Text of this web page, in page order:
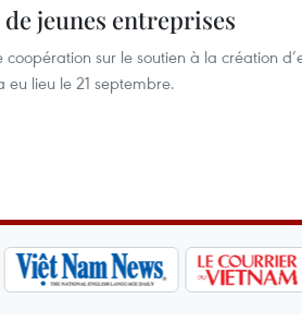
jeunes entreprises
sur le soutien à la création
lieu le 21 septembre.